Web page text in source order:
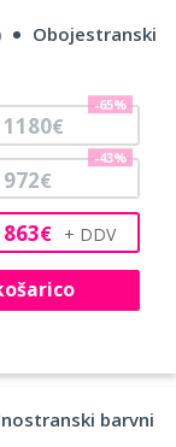
Obojestranski
863€
972€
-43%
1180€
-65%
barvni